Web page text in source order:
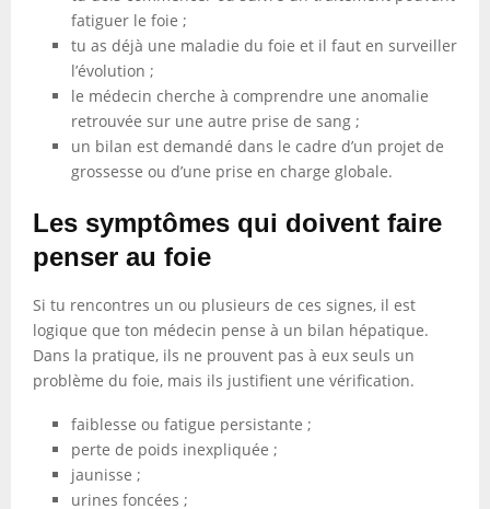
fatiguer le foie ;
tu as déjà une maladie du foie et il faut en surveiller
l’évolution ;
le médecin cherche à comprendre une anomalie
retrouvée sur une autre prise de sang ;
un bilan est demandé dans le cadre d’un projet de
grossesse ou d’une prise en charge globale.
Les symptômes qui doivent faire
penser au foie
Si tu rencontres un ou plusieurs de ces signes, il est
logique que ton médecin pense à un bilan hépatique.
Dans la pratique, ils ne prouvent pas à eux seuls un
problème du foie, mais ils justifient une vérification.
faiblesse ou fatigue persistante ;
perte de poids inexpliquée ;
jaunisse ;
urines foncées ;